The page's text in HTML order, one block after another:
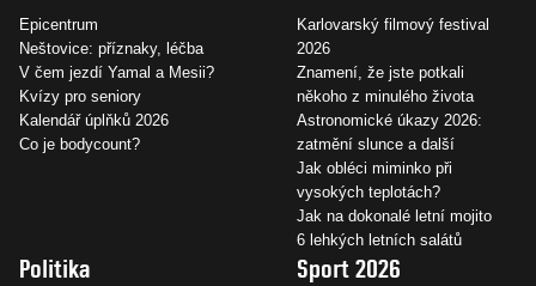
Epicentrum
Neštovice: příznaky, léčba
V čem jezdí Yamal a Mesii?
Kvízy pro seniory
Kalendář úplňků 2026
Co je bodycount?
Karlovarský filmový festival
2026
Znamení, že jste potkali
někoho z minulého života
Astronomické úkazy 2026:
zatmění slunce a další
Jak obléci miminko při
vysokých teplotách?
Jak na dokonalé letní mojito
6 lehkých letních salátů
Politika Sport 2026